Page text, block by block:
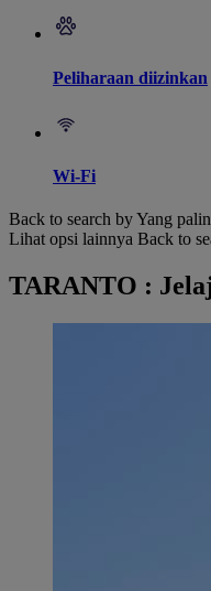
Peliharaan diizinkan
Wi-Fi
Back to search by Yang
Lihat opsi lainnya Back to
TARANTO :